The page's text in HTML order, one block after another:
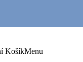
KošíkMenu